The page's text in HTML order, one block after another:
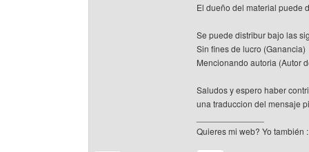
El dueño del material puede
Se puede distribur bajo las
Sin fines de lucro (Ganancia)
Mencionando autoria (Autor
Saludos y espero haber
una traduccion del mensaje
Quieres mi web? Yo también